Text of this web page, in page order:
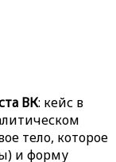
ВК: кейс в
тело, которое
и форму